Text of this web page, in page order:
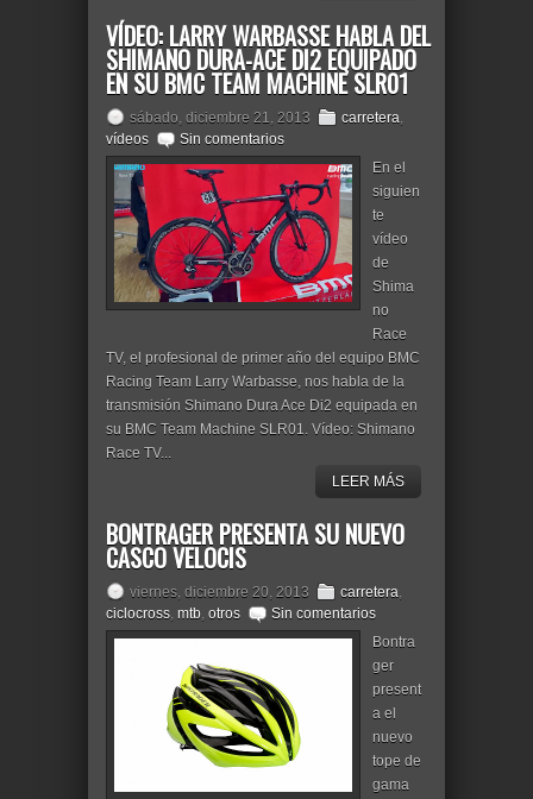
VÍDEO: LARRY WARBASSE HABLA DEL
SHIMANO DURA-ACE DI2 EQUIPADO
EN SU BMC TEAM MACHINE SLR01
sábado, diciembre 21, 2013 carretera,
vídeos
Sin comentarios
En el
siguien
te
vídeo
de
Shima
no
Race
TV, el profesional de primer año del equipo BMC
Racing Team Larry Warbasse, nos habla de la
transmisión Shimano Dura Ace Di2 equipada en
su BMC Team Machine SLR01. Vídeo: Shimano
Race TV...
LEER MÁS
BONTRAGER PRESENTA SU NUEVO
CASCO VELOCIS
viernes, diciembre 20, 2013 carretera,
ciclocross, mtb, otros
Sin comentarios
Bontra
ger
present
a el
nuevo
tope de
gama